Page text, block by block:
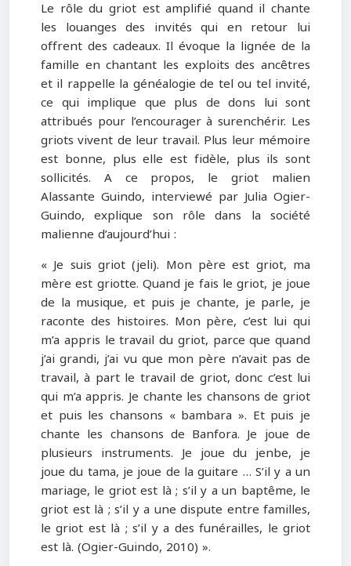
Le rôle du griot est amplifié quand il chante
les louanges des invités qui en retour lui
offrent des cadeaux. Il évoque la lignée de la
famille en chantant les exploits des ancêtres
et il rappelle la généalogie de tel ou tel invité,
ce qui implique que plus de dons lui sont
attribués pour l’encourager à surenchérir. Les
griots vivent de leur travail. Plus leur mémoire
est bonne, plus elle est fidèle, plus ils sont
sollicités. A ce propos, le griot malien
Alassante Guindo, interviewé par Julia Ogier-
Guindo, explique son rôle dans la société
malienne d’aujourd’hui :
« Je suis griot (jeli). Mon père est griot, ma
mère est griotte. Quand je fais le griot, je joue
de la musique, et puis je chante, je parle, je
raconte des histoires. Mon père, c’est lui qui
m’a appris le travail du griot, parce que quand
j’ai grandi, j’ai vu que mon père n’avait pas de
travail, à part le travail de griot, donc c’est lui
qui m’a appris. Je chante les chansons de griot
et puis les chansons « bambara ». Et puis je
chante les chansons de Banfora. Je joue de
plusieurs instruments. Je joue du jenbe, je
joue du tama, je joue de la guitare … S’il y a un
mariage, le griot est là ; s’il y a un baptême, le
griot est là ; s’il y a une dispute entre familles,
le griot est là ; s’il y a des funérailles, le griot
est là. (Ogier-Guindo, 2010) ».